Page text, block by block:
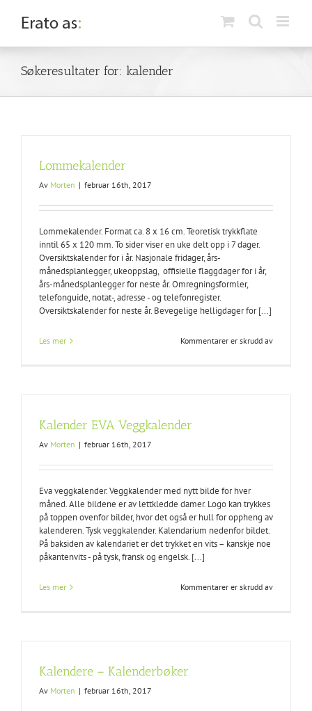
content
Søkeresultater for: kalender
Lommekalender
Av Morten | februar 16th, 2017
Lommekalender. Format ca. 8 x 16 cm. Teoretisk trykkflate
inntil 65 x 120 mm. To sider viser en uke delt opp i 7 dager.
Oversiktskalender for i år. Nasjonale fridager, års-
månedsplanlegger, ukeoppslag, offisielle flaggdager for i år,
års-månedsplanlegger for neste år. Omregningsformler,
telefonguide, notat-, adresse - og telefonregister.
Oversiktskalender for neste år. Bevegelige helligdager for [...]
Les mer Kommentarer er skrudd avfor
Kalender EVA Veggkalender
Av Morten | februar 16th, 2017
Eva veggkalender. Veggkalender med nytt bilde for hver
måned. Alle bildene er av lettkledde damer. Logo kan trykkes
på toppen ovenfor bilder, hvor det også er hull for oppheng av
kalenderen. Tysk veggkalender. Kalendarium nedenfor bildet.
På baksiden av kalendariet er det trykket en vits – kanskje noe
påkantenvits - på tysk, fransk og engelsk. [...]
Les mer Kommentarer er skrudd avfor
Kalendere – Kalenderbøker
Av Morten | februar 16th, 2017